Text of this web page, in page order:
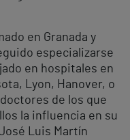
en Granada y
especializarse
en hospitales en
Lyon, Hanover, o
de los que
la influencia en su
Luis Martín